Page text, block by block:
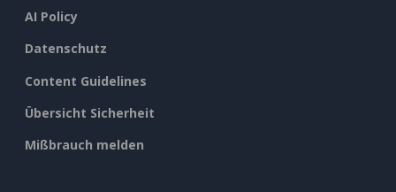
AI Policy
Datenschutz
Content Guidelines
Übersicht Sicherheit
Mißbrauch melden